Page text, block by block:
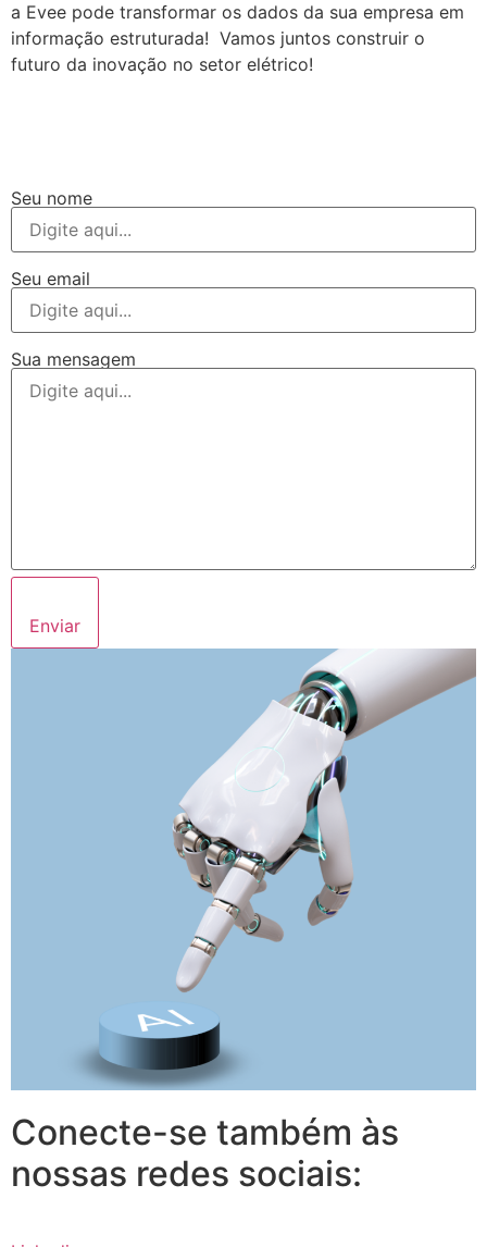
a Evee pode transformar os dados da sua empresa em
informação estruturada! Vamos juntos construir o
futuro da inovação no setor elétrico!
Seu nome
Seu email
Sua mensagem
Enviar
Conecte-se também às
nossas redes sociais: